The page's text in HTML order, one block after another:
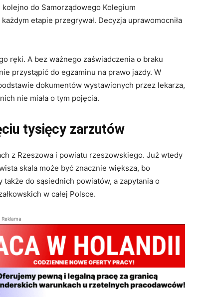
kolejno do Samorządowego Kolegium
etapie przegrywał. Decyzja uprawomocniła
ręki. A bez ważnego zaświadczenia o braku
przystąpić do egzaminu na prawo jazdy. W
dokumentów wystawionych przez lekarza,
nie miała o tym pojęcia.
tysięcy zarzutów
z Rzeszowa i powiatu rzeszowskiego. Już wtedy
skala może być znacznie większa, bo
do sąsiednich powiatów, a zapytania o
w całej Polsce.
Reklama